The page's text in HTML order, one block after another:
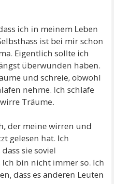
ich in meinem Leben
ist bei mir schon
Eigentlich sollte ich
überwunden haben.
und schreie, obwohl
nehme. Ich schlafe
Träume.
der meine wirren und
gelesen hat. Ich
sie soviel
bin nicht immer so. Ich
dass es anderen Leuten